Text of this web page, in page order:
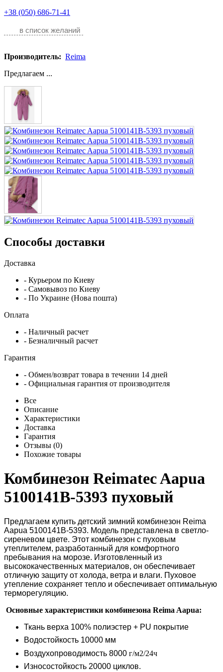
+38 (050) 686-71-41
в список желаний
Производитель: Reima
Предлагаем ...
Способы доставки
Доставка
- Курьером по Киеву
- Самовывоз по Киеву
- По Украине (Нова пошта)
Оплата
- Наличный расчет
- Безналичный расчет
Гарантия
- Обмен/возврат товара в течении 14 дней
- Официальная гарантия от производителя
Все
Описание
Характеристики
Доставка
Гарантия
Отзывы (0)
Похожие товары
Комбинезон Reimatec Aapua
5100141B-5393 пуховый
Предлагаем купить детский зимний комбинезон Reima
Aapua 5100141B-5393. Модель представлена в светло-
сиреневом цвете. Этот комбинезон с пуховым
утеплителем, разработанный для комфортного
пребывания на морозе. Изготовленный из
высококачественных материалов, он обеспечивает
отличную защиту от холода, ветра и влаги. Пуховое
утепление сохраняет тепло и обеспечивает оптимальную
терморегуляцию.
Основные характеристики комбинезона Reima Aapua:
Ткань верха 100% полиэстер + PU покрытие
Водостойкость 10000 мм
Воздухопроводимость 8000 г/м2/24ч
Износостойкость 20000 циклов.